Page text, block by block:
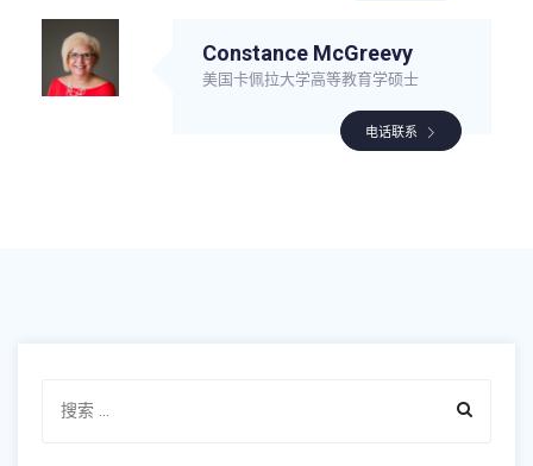
Constance McGreevy
美国卡佩拉大学高等教育学硕士
电话联系